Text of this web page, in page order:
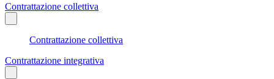
Contrattazione collettiva
Contrattazione collettiva
Contrattazione integrativa